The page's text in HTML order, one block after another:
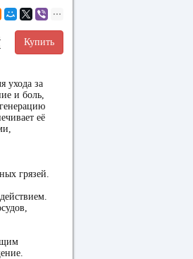
Купить
ухода за
и боль,
её
грязей.